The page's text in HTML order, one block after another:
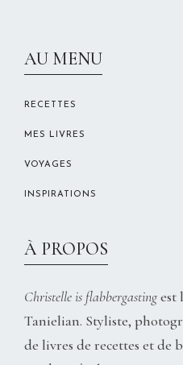
AU MENU
RECETTES
MES LIVRES
VOYAGES
INSPIRATIONS
À PROPOS
Christelle is flabbergastingest
Tanielian. Styliste,
de livres de recettes et de